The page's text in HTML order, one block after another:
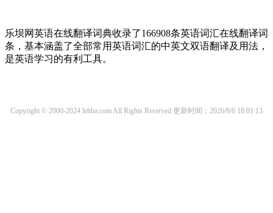
乐坝网英语在线翻译词典收录了166908条英语词汇在线翻译词
条，基本涵盖了全部常用英语词汇的中英文双语翻译及用法，
是英语学习的有利工具。
Copyright © 2000-2024 lehba.com All Rights Reserved 更新时间：2026/8/6 18:01:13